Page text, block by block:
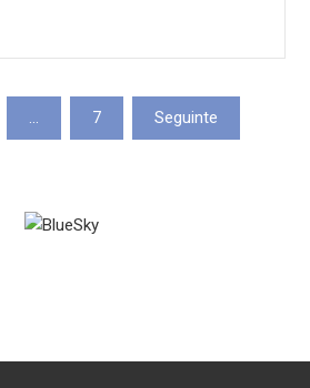
… 7 Seguinte